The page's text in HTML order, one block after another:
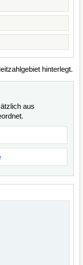
hinterlegt.
aus